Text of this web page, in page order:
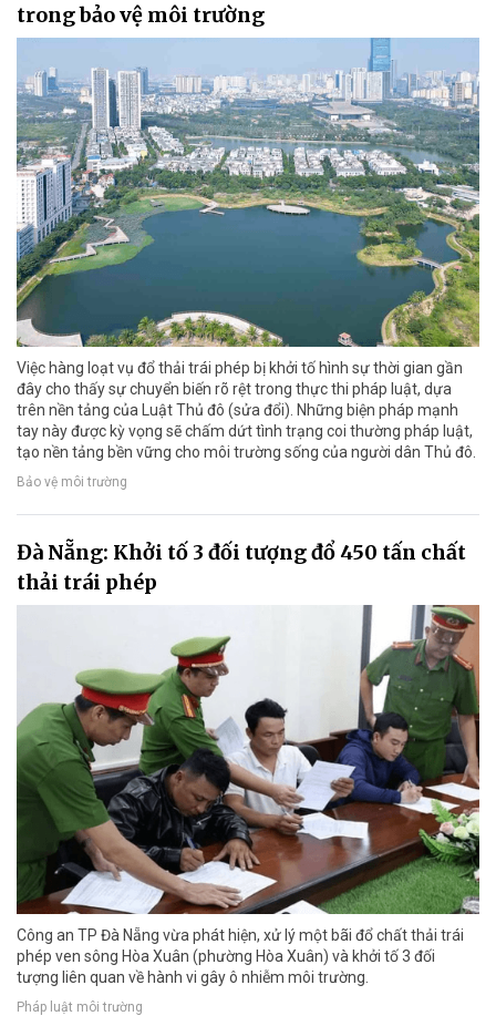
trong bảo vệ môi trường
Việc hàng loạt vụ đổ thải trái phép bị khởi tố hình sự thời gian gần
đây cho thấy sự chuyển biến rõ rệt trong thực thi pháp luật, dựa
trên nền tảng của Luật Thủ đô (sửa đổi). Những biện pháp mạnh
tay này được kỳ vọng sẽ chấm dứt tình trạng coi thường pháp luật,
tạo nền tảng bền vững cho môi trường sống của người dân Thủ đô.
Bảo vệ môi trường
Đà Nẵng: Khởi tố 3 đối tượng đổ 450 tấn chất
thải trái phép
Công an TP Đà Nẵng vừa phát hiện, xử lý một bãi đổ chất thải trái
phép ven sông Hòa Xuân (phường Hòa Xuân) và khởi tố 3 đối
tượng liên quan về hành vi gây ô nhiễm môi trường.
Pháp luật môi trường